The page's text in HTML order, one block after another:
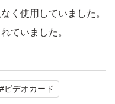
く使用していました。
ていました。
#ビデオカード